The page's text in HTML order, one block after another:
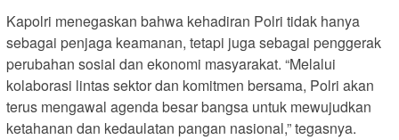
Kapolri menegaskan bahwa kehadiran Polri tidak hanya
sebagai penjaga keamanan, tetapi juga sebagai penggerak
perubahan sosial dan ekonomi masyarakat. “Melalui
kolaborasi lintas sektor dan komitmen bersama, Polri akan
terus mengawal agenda besar bangsa untuk mewujudkan
ketahanan dan kedaulatan pangan nasional,” tegasnya.